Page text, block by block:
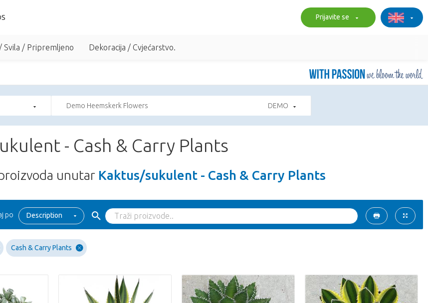
Prijavite se
Svila / Pripremljeno Dekoracija / Cvjećarstvo.
Demo Heemskerk Flowers DEMO
- Cash & Carry Plants
unutar Kaktus/sukulent - Cash & Carry Plants
po Description
Cash & Carry Plants